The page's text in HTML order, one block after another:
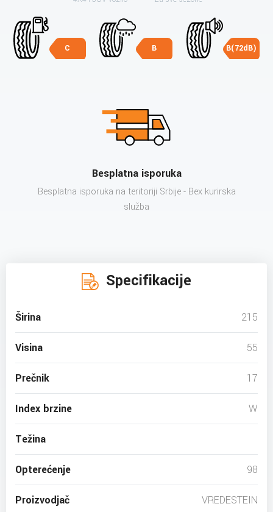
C B B(72dB)
Besplatna isporuka
Besplatna isporuka na teritoriji Srbije - Bex kurirska
služba
Specifikacije
Širina 215
Visina 55
Prečnik 17
Index brzine W
Težina
Opterećenje 98
Proizvodjač VREDESTEIN